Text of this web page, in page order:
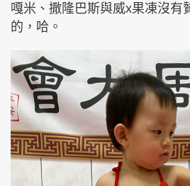
嘎米、撒隆巴斯與威x果凍沒有
的，哈。